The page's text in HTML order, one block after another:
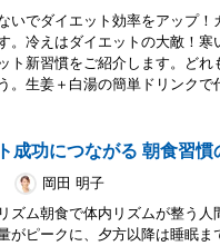
いでダイエット効率をアップ
。冷えはダイエットの大敵！
ト新習慣をご紹介します。ど
。生姜＋白湯の簡単ドリンクで
成功につながる 朝食習慣
岡田 明子
ズム朝食で体内リズムが整う
がピークに、夕方以降は睡眠